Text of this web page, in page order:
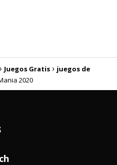
Juegos Gratis
juegos de
2020